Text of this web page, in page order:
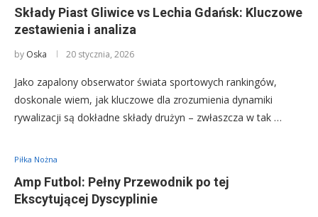
Składy Piast Gliwice vs Lechia Gdańsk: Kluczowe
zestawienia i analiza
by Oska 20 stycznia, 2026
Jako zapalony obserwator świata sportowych rankingów,
doskonale wiem, jak kluczowe dla zrozumienia dynamiki
rywalizacji są dokładne składy drużyn – zwłaszcza w tak …
Piłka Nożna
Amp Futbol: Pełny Przewodnik po tej
Ekscytującej Dyscyplinie